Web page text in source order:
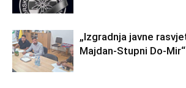
„Izgradnja javne
Majdan-Stupni Do-Mir“